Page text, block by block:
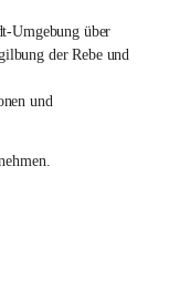
Umgebung über
der Rebe und
und